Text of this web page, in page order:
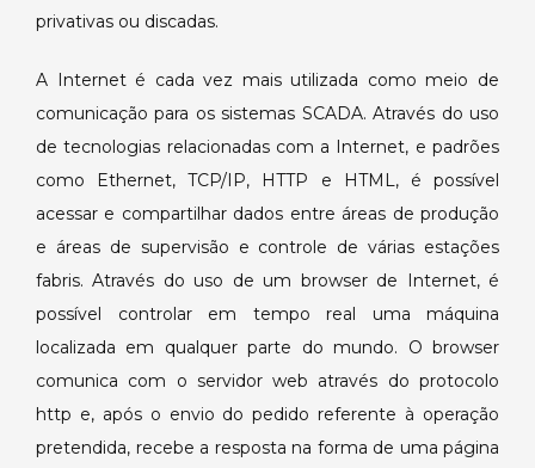
privativas ou discadas.
A Internet é cada vez mais utilizada como meio de
comunicação para os sistemas SCADA. Através do uso
de tecnologias relacionadas com a Internet, e padrões
como Ethernet, TCP/IP, HTTP e HTML, é possível
acessar e compartilhar dados entre áreas de produção
e áreas de supervisão e controle de várias estações
fabris. Através do uso de um browser de Internet, é
possível controlar em tempo real uma máquina
localizada em qualquer parte do mundo. O browser
comunica com o servidor web através do protocolo
http e, após o envio do pedido referente à operação
pretendida, recebe a resposta na forma de uma página